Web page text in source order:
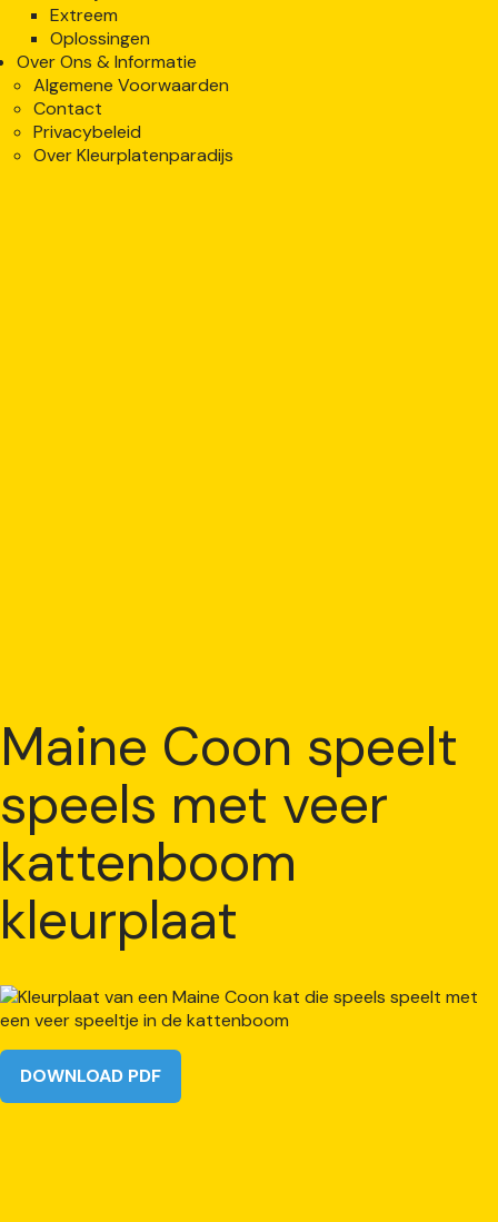
Extreem
Oplossingen
Over Ons & Informatie
Algemene Voorwaarden
Contact
Privacybeleid
Over Kleurplatenparadijs
Maine Coon speelt
speels met veer
kattenboom
kleurplaat
DOWNLOAD PDF